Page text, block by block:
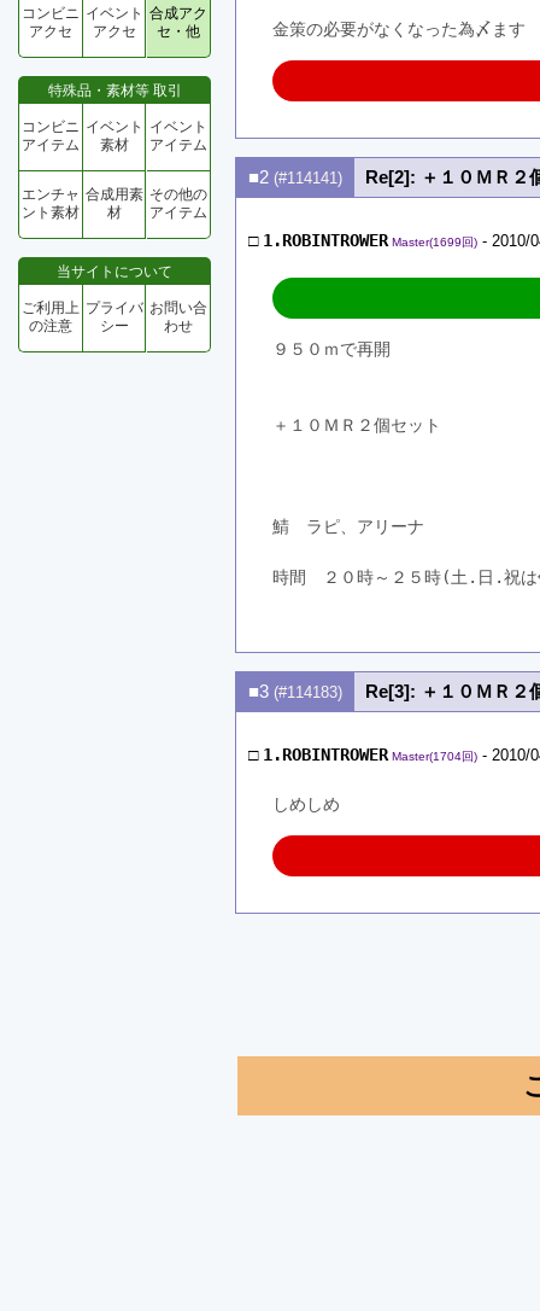
コンビニ
アクセ
イベント
アクセ
合成アク
セ・他
特殊品・素材等 取引
コンビニ
アイテム
イベント
素材
イベント
アイテム
エンチャ
ント素材
合成用素
材
その他の
アイテム
当サイトについて
ご利用上
の注意
プライバ
シー
お問い合
わせ
金策の必要がなくなった為〆
■2 (#114141) Re[2]: ＋１０Ｍ
□ 1.ROBINTROWER Master(1699回) - 2010/
９５０ｍで再開
＋１０ＭＲ２個セット　　　　　
鯖　ラピ、アリーナ
時間　２０時～２５時(土.日.祝
■3 (#114183) Re[3]: ＋１０Ｍ
□ 1.ROBINTROWER Master(1704回) - 2010/
しめしめ